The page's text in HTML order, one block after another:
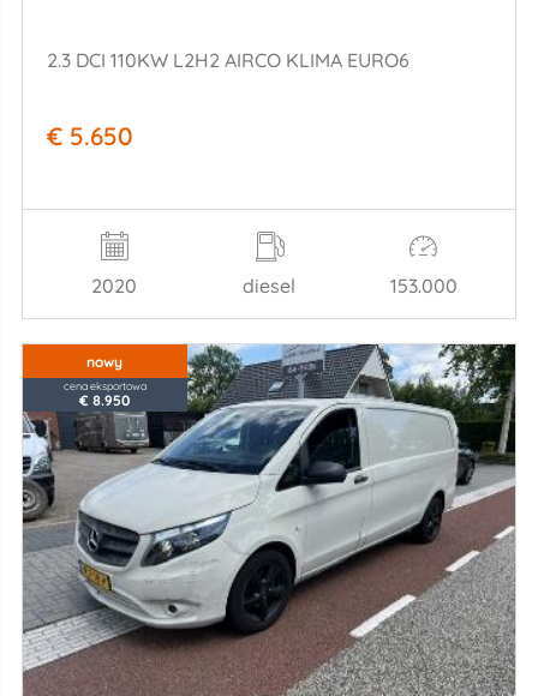
2.3 DCI 110KW L2H2 AIRCO KLIMA EURO6
€ 5.650
2020 diesel 153.000
nowy
cena eksportowa
€ 8.950